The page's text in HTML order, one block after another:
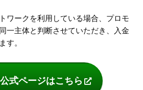
ワークを利用している場合、プロモ
一主体と判断させていただき、入金
す。
式ページはこちら